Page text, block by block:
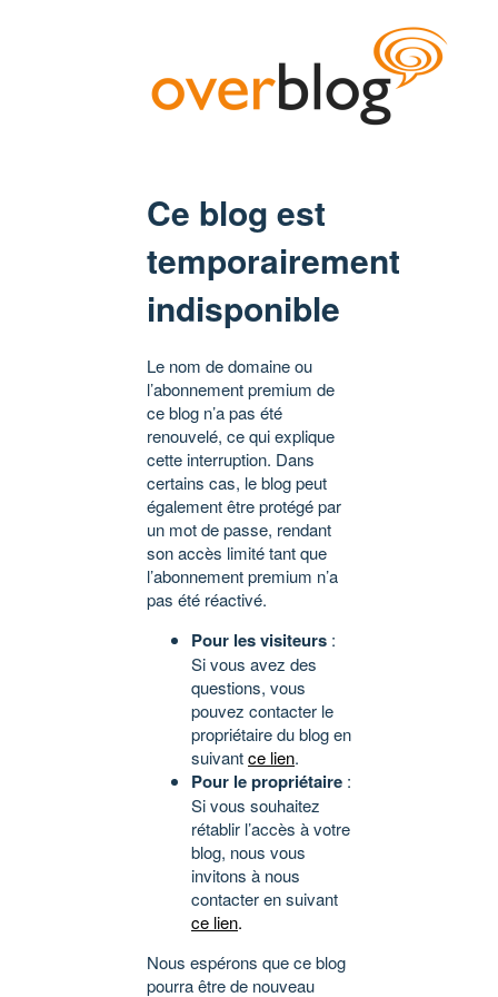
Ce blog est
temporairement
indisponible
Le nom de domaine ou
l’abonnement premium de
ce blog n’a pas été
renouvelé, ce qui explique
cette interruption. Dans
certains cas, le blog peut
également être protégé par
un mot de passe, rendant
son accès limité tant que
l’abonnement premium n’a
pas été réactivé.
Pour les visiteurs :
Si vous avez des
questions, vous
pouvez contacter le
propriétaire du blog en
suivantce lien.
Pour le propriétaire :
Si vous souhaitez
rétablir l’accès à votre
blog, nous vous
invitons à nous
contacter en suivant
ce lien.
Nous espérons que ce blog
pourra être de nouveau